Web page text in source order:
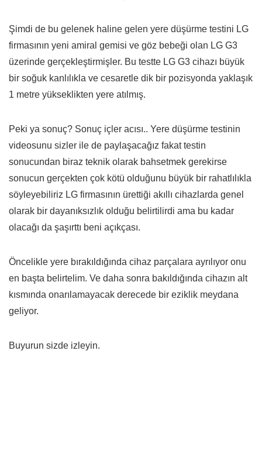
Şimdi de bu gelenek haline gelen yere düşürme testini LG
firmasının yeni amiral gemisi ve göz bebeği olan LG G3
üzerinde gerçekleştirmişler. Bu testte LG G3 cihazı büyük
bir soğuk kanlılıkla ve cesaretle dik bir pozisyonda yaklaşık
1 metre yükseklikten yere atılmış.
Peki ya sonuç? Sonuç içler acısı.. Yere düşürme testinin
videosunu sizler ile de paylaşacağız fakat testin
sonucundan biraz teknik olarak bahsetmek gerekirse
sonucun gerçekten çok kötü olduğunu büyük bir rahatlılıkla
söyleyebiliriz LG firmasının ürettiği akıllı cihazlarda genel
olarak bir dayanıksızlık olduğu belirtilirdi ama bu kadar
olacağı da şaşırttı beni açıkçası.
Öncelikle yere bırakıldığında cihaz parçalara ayrılıyor onu
en başta belirtelim. Ve daha sonra bakıldığında cihazın alt
kısmında onarılamayacak derecede bir eziklik meydana
geliyor.
Buyurun sizde izleyin.